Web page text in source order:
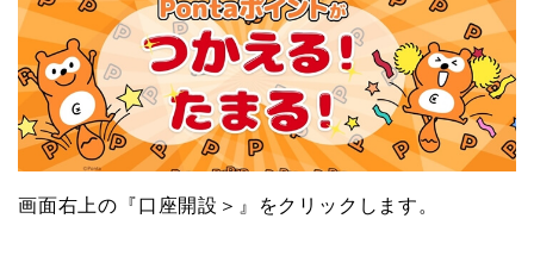
画面右上の『口座開設＞』をクリックします。